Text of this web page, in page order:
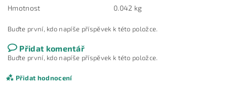
Hmotnost 0.042 kg
Buďte první, kdo napíše příspěvek k této položce.
Přidat komentář
Buďte první, kdo napíše příspěvek k této položce.
Přidat hodnocení